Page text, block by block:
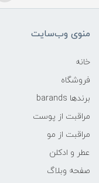
منوی وب‌سایت
خانه
فروشگاه
برندها barands
مراقبت از پوست
مراقبت از مو
عطر و ادکلن
صفحه وبلاگ